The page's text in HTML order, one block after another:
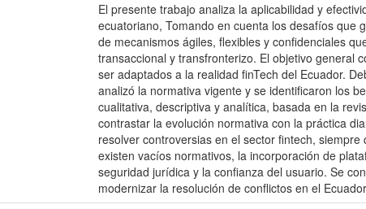
El presente trabajo analiza la aplicabilidad y
ecuatoriano, Tomando en cuenta los desafíos que
de mecanismos ágiles, flexibles y confidenciales
transaccional y transfronterizo. El objetivo general
ser adaptados a la realidad finTech del Ecuador.
analizó la normativa vigente y se identificaron los
cualitativa, descriptiva y analítica, basada en la
contrastar la evolución normativa con la práctica
resolver controversias en el sector fintech,
existen vacíos normativos, la incorporación de
seguridad jurídica y la confianza del usuario. Se
modernizar la resolución de conflictos en el